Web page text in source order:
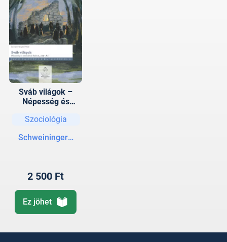
Sváb világok –
Népesség és
1729–1848
Szociológia
Schweininger Péter
2 500 Ft
Ez jöhet